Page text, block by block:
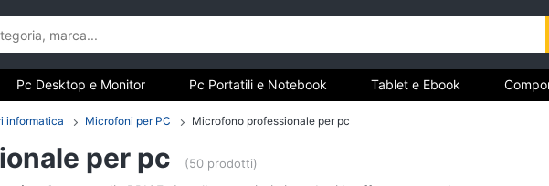
Pc Desktop e Monitor Pc Portatili e Notebook Tablet e Ebook
Hard Disk e Storage Networking e Wireless
informatica Microfoni per PC Microfono professionale per pc
per pc (50 prodotti)